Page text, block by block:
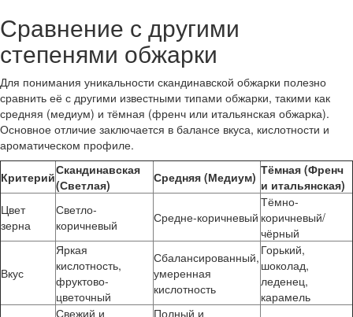
Сравнение с другими
степенями обжарки
Для понимания уникальности скандинавской обжарки полезно
сравнить её с другими известными типами обжарки, такими как
средняя (медиум) и тёмная (френч или итальянская обжарка).
Основное отличие заключается в балансе вкуса, кислотности и
ароматическом профиле.
КритерийСкандинавская
(Светлая)
Средняя (Медиум) Тёмная (Френч
и итальянская)
Цвет
зерна
Светло-
коричневый
Средне-коричневый
Тёмно-
коричневый/
чёрный
Вкус
Яркая
кислотность,
фруктово-
цветочный
Сбалансированный,
умеренная
кислотность
Горький,
шоколад,
леденец,
карамель
Свежий и Полный и